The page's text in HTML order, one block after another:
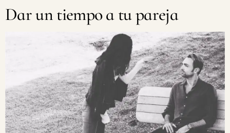
Dar un tiempo a tu pareja